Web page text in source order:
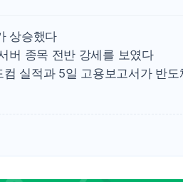
정청래 "2차 TV토
상승했다
버 종목 전반 강세를 보였다
실적과 5일 고용보고서가 반도